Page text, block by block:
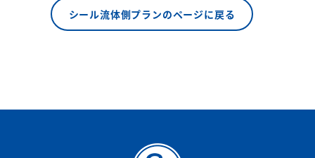
シール流体側プランのページに戻る